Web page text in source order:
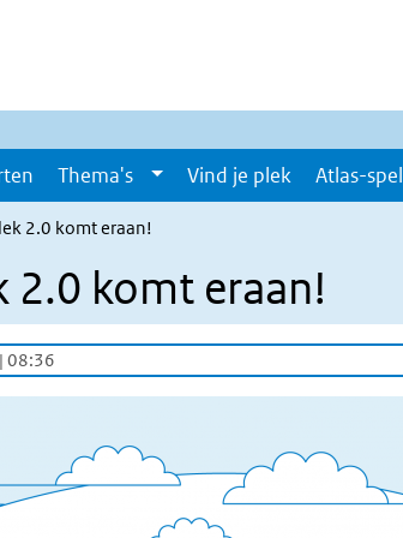
Thema's Vind je plek Atlas-spel
2.0 komt eraan!
2.0 komt eraan!
08:36